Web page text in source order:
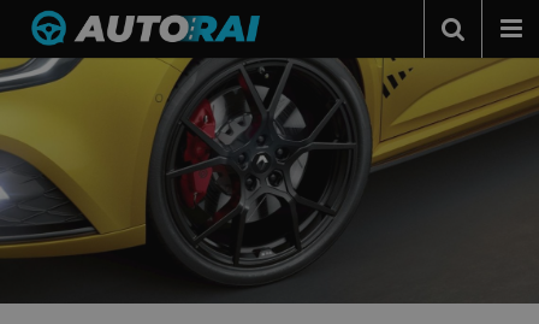
Autonieuws
Autotests
Automerken
Adverteren
Contact